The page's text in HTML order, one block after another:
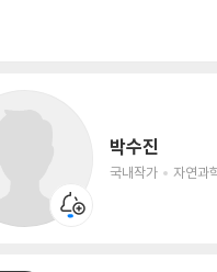
박수진
국내작가 자연과